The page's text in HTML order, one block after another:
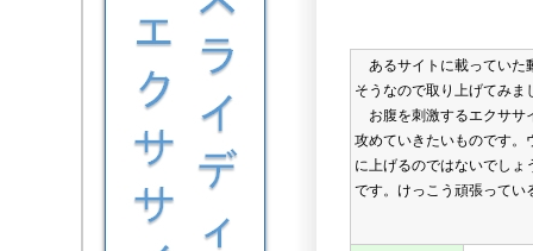
あるサイトに載っていた
そうなので取り上げてみま
お腹を刺激するエクササ
攻めていきたいものです。
に上げるのではないでしょ
です。けっこう頑張ってい